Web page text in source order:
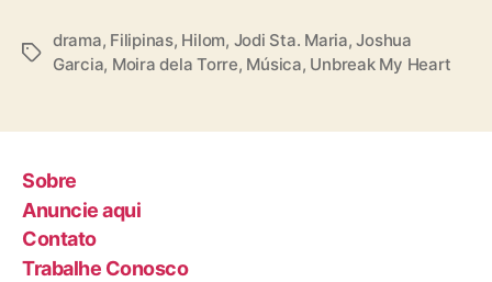
T
drama, Filipinas, Hilom, Jodi Sta. Maria,Joshua
Garcia, Moira dela Torre, Música, Unbreak My Heart
Sobre
Anuncie aqui
Contato
Trabalhe Conosco